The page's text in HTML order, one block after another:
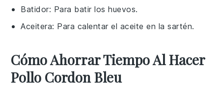
Batidor: Para batir los huevos.
Aceitera: Para calentar el aceite en la sartén.
Cómo Ahorrar Tiempo Al Hacer
Pollo Cordon Bleu